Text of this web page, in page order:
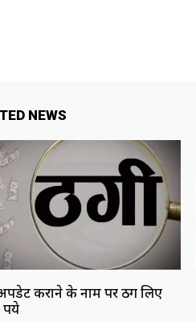
NEWS
कराने के नाम पर ठग लिए